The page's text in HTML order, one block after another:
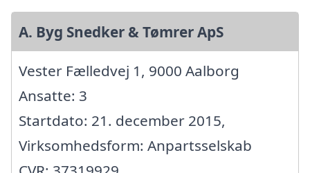
A. Byg Snedker & Tømrer ApS
Vester Fælledvej 1, 9000 Aalborg
Ansatte: 3
Startdato: 21. december 2015,
Virksomhedsform: Anpartsselskab